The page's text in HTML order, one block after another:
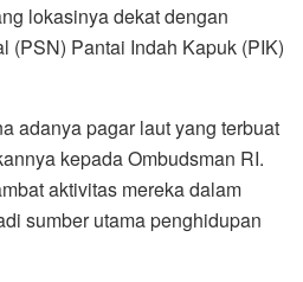
lokasinya dekat dengan
(PSN) Pantai Indah Kapuk (PIK)
adanya pagar laut yang terbuat
kepada Ombudsman RI.
aktivitas mereka dalam
sumber utama penghidupan